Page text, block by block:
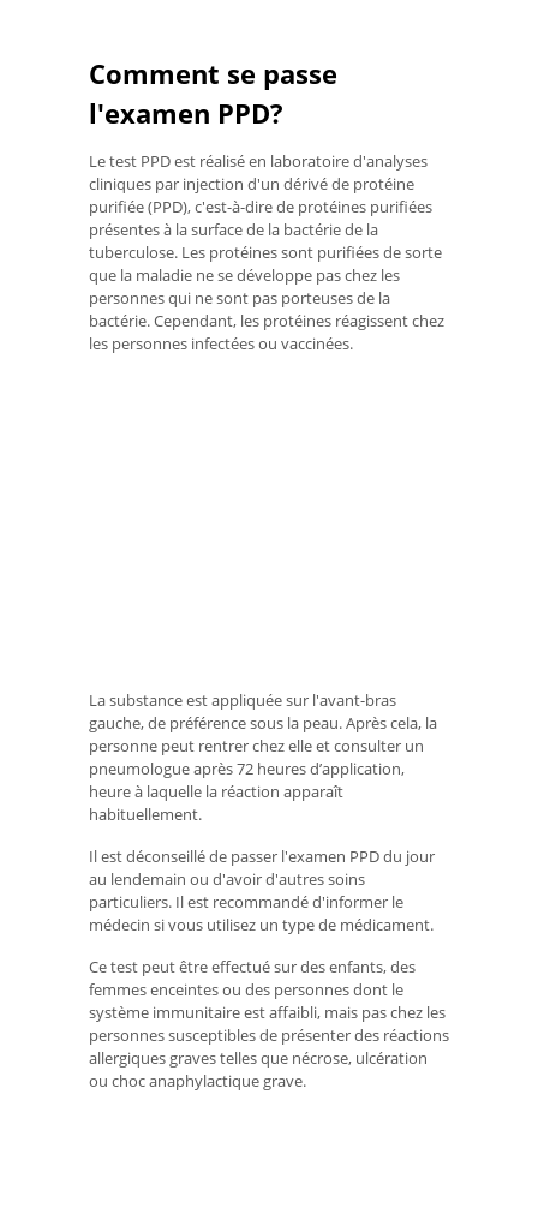
Comment se passe
l'examen PPD?
Le test PPD est réalisé en laboratoire d'analyses
cliniques par injection d'un dérivé de protéine
purifiée (PPD), c'est-à-dire de protéines purifiées
présentes à la surface de la bactérie de la
tuberculose. Les protéines sont purifiées de sorte
que la maladie ne se développe pas chez les
personnes qui ne sont pas porteuses de la
bactérie. Cependant, les protéines réagissent chez
les personnes infectées ou vaccinées.
La substance est appliquée sur l'avant-bras
gauche, de préférence sous la peau. Après cela, la
personne peut rentrer chez elle et consulter un
pneumologue après 72 heures d’application,
heure à laquelle la réaction apparaît
habituellement.
Il est déconseillé de passer l'examen PPD du jour
au lendemain ou d'avoir d'autres soins
particuliers. Il est recommandé d'informer le
médecin si vous utilisez un type de médicament.
Ce test peut être effectué sur des enfants, des
femmes enceintes ou des personnes dont le
système immunitaire est affaibli, mais pas chez les
personnes susceptibles de présenter des réactions
allergiques graves telles que nécrose, ulcération
ou choc anaphylactique grave.